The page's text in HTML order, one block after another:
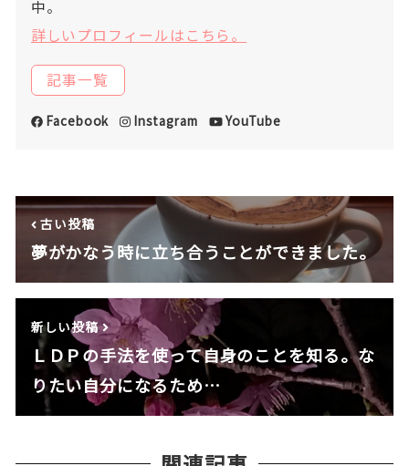
中。
詳しいプロフィールはこちら。
記事一覧
Facebook Instagram YouTube
古い投稿
夢がかなう時に立ち合うことができました。
新しい投稿
ＬＤＰの手法を使って自身のことを知る。な
りたい自分になるため…